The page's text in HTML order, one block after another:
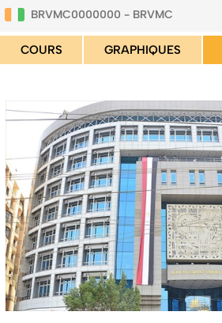
BRVMC0000000 - BRVMC
COURS GRAPHIQUES